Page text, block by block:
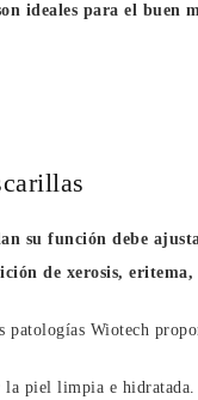
ideales para el buen
su función debe
de xerosis, eritema,
patologías Wiotech
piel limpia e